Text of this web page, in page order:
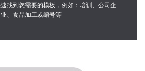
找到您需要的模板，例如：培训、公司企
业、食品加工或编号等